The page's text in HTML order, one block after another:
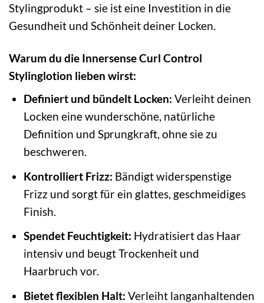
Stylingprodukt – sie ist eine Investition in die
Gesundheit und Schönheit deiner Locken.
Warum du die Innersense Curl Control
Stylinglotion lieben wirst:
Definiert und bündelt Locken: Verleiht deinen
Locken eine wunderschöne, natürliche
Definition und Sprungkraft, ohne sie zu
beschweren.
Kontrolliert Frizz: Bändigt widerspenstige
Frizz und sorgt für ein glattes, geschmeidiges
Finish.
Spendet Feuchtigkeit: Hydratisiert das Haar
intensiv und beugt Trockenheit und
Haarbruch vor.
Bietet flexiblen Halt: Verleiht langanhaltenden